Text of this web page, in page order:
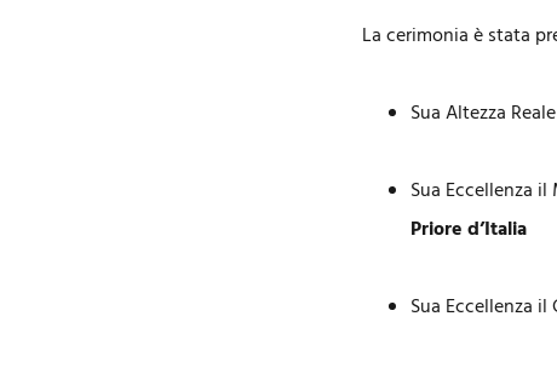
La cerimonia è stata
Sua Altezza
Sua Eccellenza
Priore d’Italia
Sua Eccellenza